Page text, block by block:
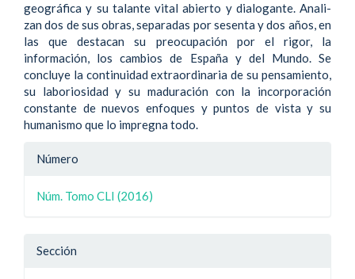
geográfica y su talante vital abierto y dialogante. Anali-
zan dos de sus obras, separadas por sesenta y dos años, en
las que destacan su preocupación por el rigor, la
información, los cambios de España y del Mundo. Se
concluye la continuidad extraordinaria de su pensamiento,
su laboriosidad y su maduración con la incorporación
constante de nuevos enfoques y puntos de vista y su
humanismo que lo impregna todo.
Detalle
artículo
Número
Núm. Tomo CLI (2016)
Sección